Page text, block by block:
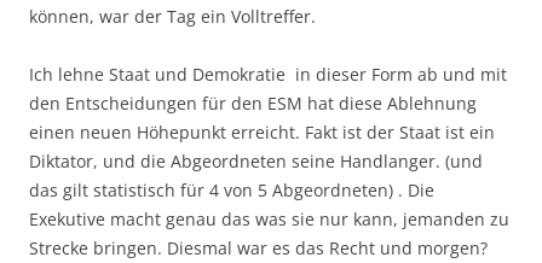
können, war der Tag ein Volltreffer.
Ich lehne Staat und Demokratie in dieser Form ab und mit
den Entscheidungen für den ESM hat diese Ablehnung
einen neuen Höhepunkt erreicht. Fakt ist der Staat ist ein
Diktator, und die Abgeordneten seine Handlanger. (und
das gilt statistisch für 4 von 5 Abgeordneten) . Die
Exekutive macht genau das was sie nur kann, jemanden zu
Strecke bringen. Diesmal war es das Recht und morgen?